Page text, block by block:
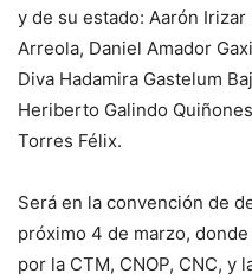
y de su estado: Aarón
Arreola, Daniel Amador
Diva Hadamira Gastelum
Heriberto Galindo
Torres Félix.
Será en la convención de
próximo 4 de marzo,
por la CTM, CNOP, CNC, y